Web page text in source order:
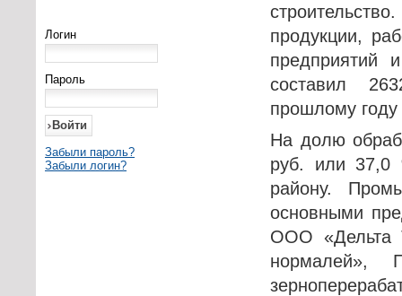
Логин
Пароль
Забыли пароль?
Забыли логин?
продукции,
предприятий
составил
прошлому
На долю
руб. или 37,0
району.
основными
ООО «Дельта
нормалей»,